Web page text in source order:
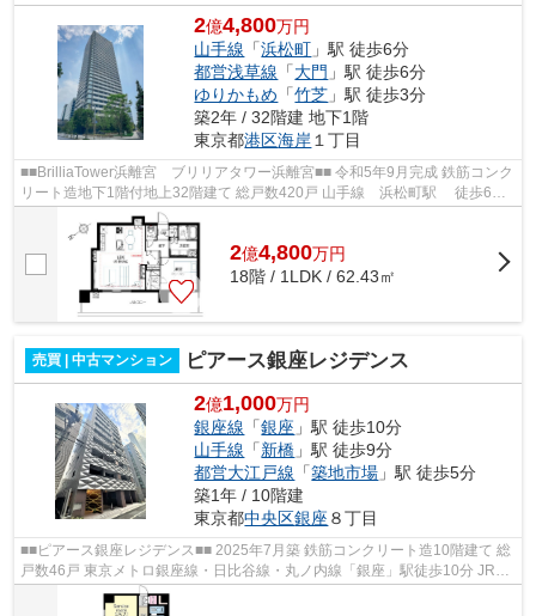
2億4,800万円
山手線 「浜松町 」駅 徒歩6分
都営浅草線 「大門 」駅 徒歩6分
ゆりかもめ 「竹芝 」駅 徒歩3分
築2年 / 32階建 地下1階
東京都港区海岸 １丁目
■■BrilliaTower浜離宮 ブリリアタワー浜離宮■■ 令和5年9月完成 鉄筋コンク
リート造地下1階付地上32階建て 総戸数420戸 山手線 浜松町駅 徒歩6分
都営浅草線 大門駅 徒歩6分 ...
2億4,800万円
18階 / 1LDK / 62.43㎡
売買 | 中古マンション ピアース銀座レジデンス
2億1,000万円
銀座線 「銀座 」駅 徒歩10分
山手線 「新橋 」駅 徒歩9分
都営大江戸線 「築地市場 」駅 徒歩5分
築1年 / 10階建
東京都中央区銀座 ８丁目
■■ピアース銀座レジデンス■■ 2025年7月築 鉄筋コンクリート造10階建て 総
戸数46戸 東京メトロ銀座線・日比谷線・丸ノ内線「銀座」駅徒歩10分 JR山
手線・京浜東北線・東海道線「新橋...